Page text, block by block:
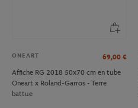
ONEART 69,00 €
Affiche RG 2018 50x70 cm en tube
Oneart x Roland-Garros - Terre
battue